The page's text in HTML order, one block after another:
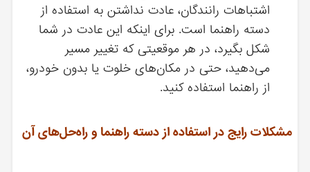
اشتباهات رانندگان، عادت نداشتن به استفاده از
دسته راهنما است. برای اینکه این عادت در شما
شکل بگیرد، در هر موقعیتی که تغییر مسیر
می‌دهید، حتی در مکان‌های خلوت یا بدون خودرو،
از راهنما استفاده کنید.
مشکلات رایج در استفاده از دسته راهنما و راه‌حل‌های آن